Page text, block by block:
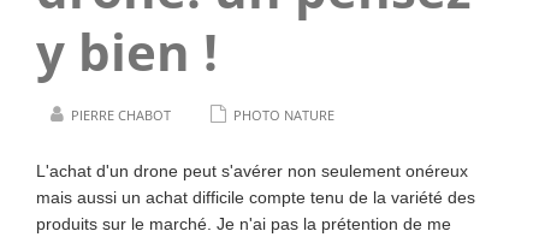
y bien !
PIERRE CHABOT PHOTO NATURE
L'achat d'un drone peut s'avérer non seulement onéreux
mais aussi un achat difficile compte tenu de la variété des
produits sur le marché. Je n'ai pas la prétention de me